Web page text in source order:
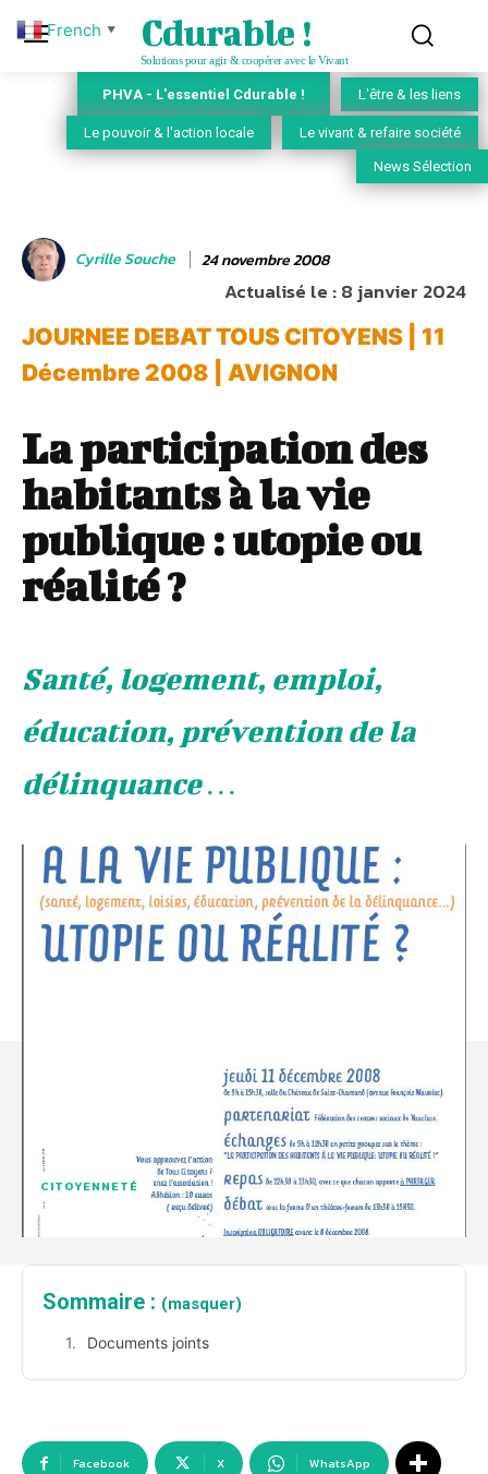
Cdurable !
Solutions pour agir & coopérer avec le Vivant
PHVA - L'essentiel Cdurable ! L'être & les liens
Le pouvoir & l'action locale Le vivant & refaire société
News Sélection
Cyrille Souche 24 novembre 2008
Actualisé le :8 janvier 2024
JOURNEE DEBAT TOUS CITOYENS | 11
Décembre 2008 | AVIGNON
La participation des
habitants à la vie
publique : utopie ou
réalité ?
Santé, logement, emploi,
éducation, prévention de la
délinquance …
CITOYENNETÉ
Sommaire : (masquer)
Documents joints
Facebook X WhatsApp
French ▼